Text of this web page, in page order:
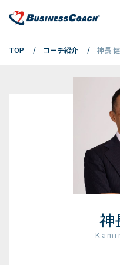
TOP コーチ紹介 神長
神